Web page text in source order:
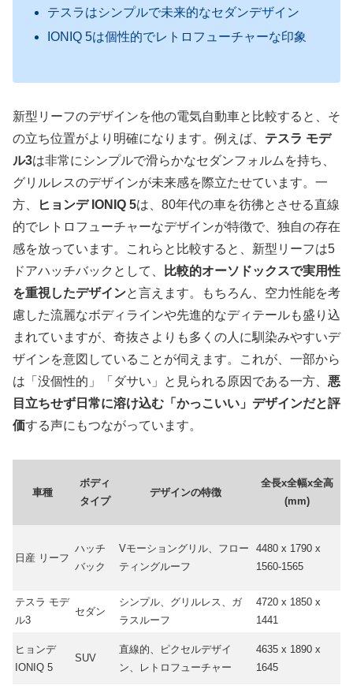
テスラはシンプルで未来的なセダンデザイン
IONIQ 5は個性的でレトロフューチャーな印象
新型リーフのデザインを他の電気自動車と比較すると、そ
の立ち位置がより明確になります。例えば、 テスラ モデ
ル3は非常にシンプルで滑らかなセダンフォルムを持ち、
グリルレスのデザインが未来感を際立たせています。一
方、
ヒョンデ IONIQ 5は、80年代の車を彷彿とさせる直線
的でレトロフューチャーなデザインが特徴で、独自の存在
感を放っています。これらと比較すると、新型リーフは5
ドアハッチバックとして、
比較的オーソドックスで実用性
を重視したデザインと言えます。もちろん、空力性能を考
慮した流麗なボディラインや先進的なディテールも盛り込
まれていますが、 奇抜さよりも多くの人に馴染みやすいデ
ザインを意図していることが伺えます。これが、一部から
は「没個性的」「ダサい」と見られる原因である一方、 悪
目立ちせず日常に溶け込む「かっこいい」デザインだと評
価する声にもつながっています。
車種
ボディ
タイプ
デザインの特徴
全長x全幅x全高
(mm)
日産 リーフ
ハッチ
バック
Vモーショングリル、フロー
ティングルーフ
4480 x 1790 x
1560-1565
テスラ モデ
ル3
セダン
シンプル、グリルレス、ガ
ラスルーフ
4720 x 1850 x
1441
ヒョンデ
IONIQ 5
SUV
直線的、ピクセルデザイ
ン、レトロフューチャー
4635 x 1890 x
1645